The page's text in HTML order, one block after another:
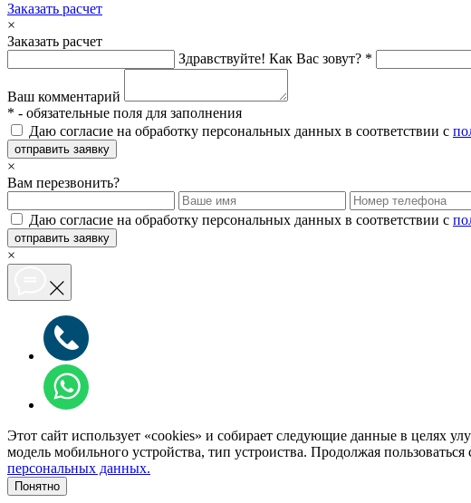
Заказать расчет
×
Заказать расчет
Здравствуйте! Как Вас зовут? *
Ваш комментарий
* - обязательные поля для заполнения
Даю согласие на обработку персональных данных в соответствии с
отправить заявку
×
Вам перезвонить?
Даю согласие на обработку персональных данных в соответствии с
отправить заявку
×
Этот сайт использует «cookies» и собирает следующие данные в целях
модель мобильного устройства, тип устроиства. Продолжая
персональных данных.
Понятно